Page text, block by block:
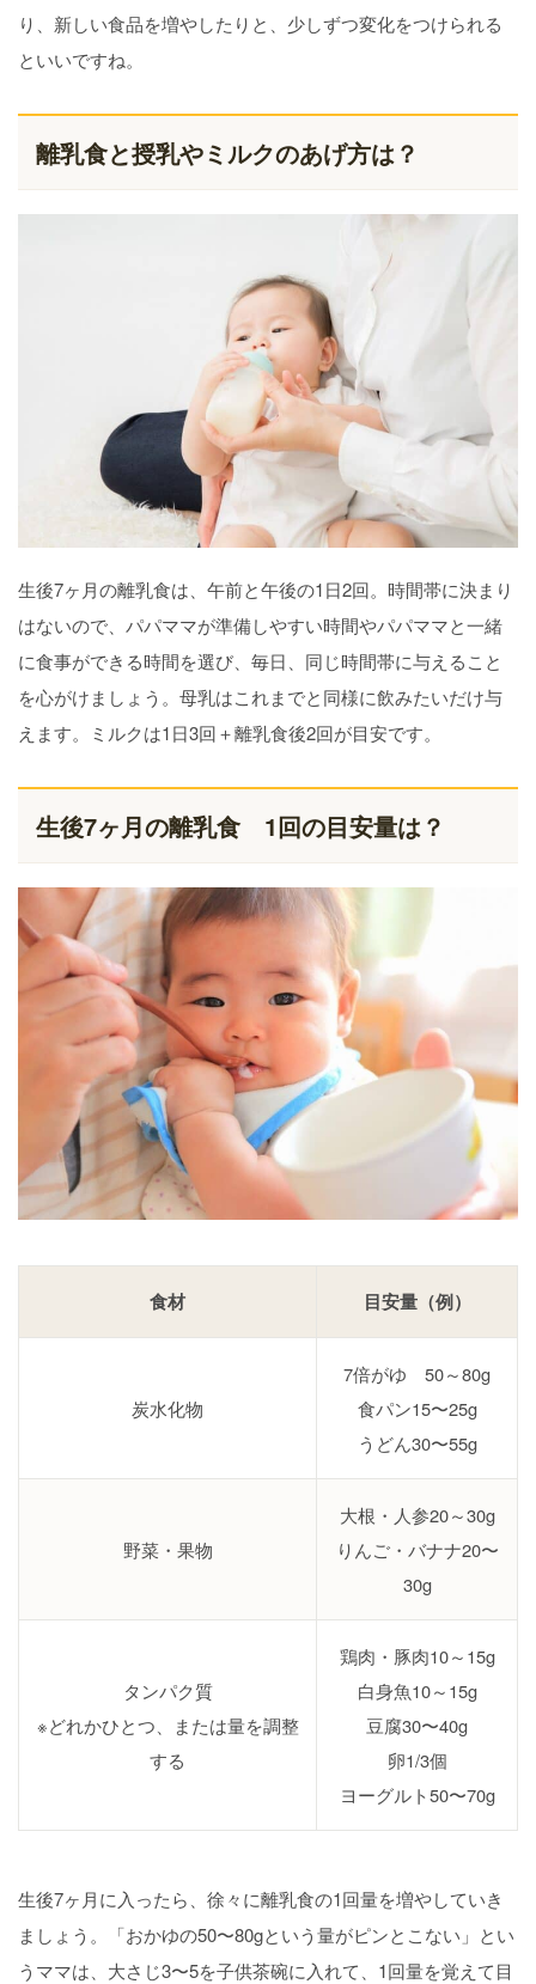
り、新しい食品を増やしたりと、少しずつ変化をつけられる
といいですね。
離乳食と授乳やミルクのあげ方は？
生後7ヶ月の離乳食は、午前と午後の1日2回。時間帯に決まり
はないので、パパママが準備しやすい時間やパパママと一緒
に食事ができる時間を選び、毎日、同じ時間帯に与えること
を心がけましょう。母乳はこれまでと同様に飲みたいだけ与
えます。ミルクは1日3回＋離乳食後2回が目安です。
生後7ヶ月の離乳食 1回の目安量は？
食材 目安量（例）
炭水化物
7倍がゆ 50～80g
食パン15〜25g
うどん30〜55g
野菜・果物
大根・人参20～30g
りんご・バナナ20〜
30g
タンパク質
※どれかひとつ、または量を調整
する
鶏肉・豚肉10～15g
白身魚10～15g
豆腐30〜40g
卵1/3個
ヨーグルト50〜70g
生後7ヶ月に入ったら、徐々に離乳食の1回量を増やしていき
ましょう。「おかゆの50〜80gという量がピンとこない」とい
うママは、大さじ3〜5を子供茶碗に入れて、1回量を覚えて目